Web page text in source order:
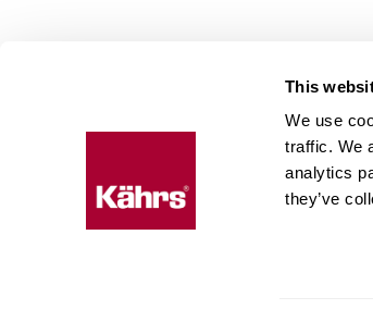
This
We use
traffic. We
analytics
they’ve